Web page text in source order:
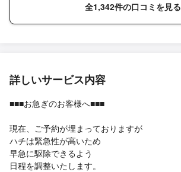
全1,342件の口コミを見る
詳しいサービス内容
■■■お急ぎのお客様へ■■■
現在、ご予約が埋まっておりますが
ハチは緊急性が高いため
早急に駆除できるよう
日程を調整いたします。